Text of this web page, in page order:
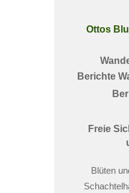
Ottos
Berichte
Freie
Blüten